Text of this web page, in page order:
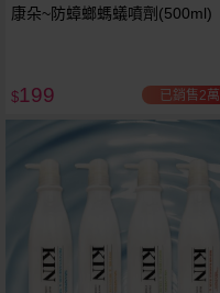
康朵~防蟑螂螞蟻噴劑(500ml)
$199 已銷售2萬